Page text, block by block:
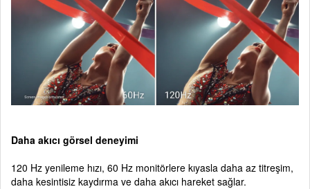
Daha akıcı görsel deneyimi
120 Hz yenileme hızı, 60 Hz monitörlere kıyasla daha az titreşim,
daha kesintisiz kaydırma ve daha akıcı hareket sağlar.